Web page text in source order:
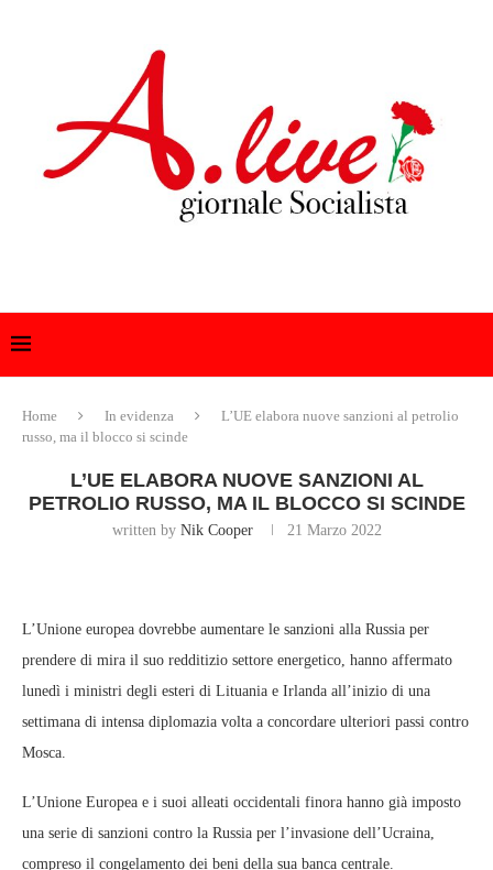
Home In evidenza
L’UE elabora nuove sanzioni al petrolio
russo, ma il blocco si scinde
L’UE ELABORA NUOVE SANZIONI AL
PETROLIO RUSSO, MA IL BLOCCO SI SCINDE
written by Nik Cooper 21 Marzo 2022
L’Unione europea dovrebbe aumentare le sanzioni alla Russia per
prendere di mira il suo redditizio settore energetico, hanno affermato
lunedì i ministri degli esteri di Lituania e Irlanda all’inizio di una
settimana di intensa diplomazia volta a concordare ulteriori passi contro
Mosca.
L’Unione Europea e i suoi alleati occidentali finora hanno già imposto
una serie di sanzioni contro la Russia per l’invasione dell’Ucraina,
compreso il congelamento dei beni della sua banca centrale.